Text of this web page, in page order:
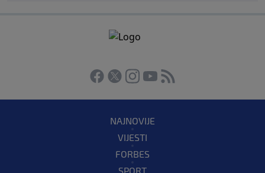
NAJNOVIJE
VIJESTI
FORBES
SPORT